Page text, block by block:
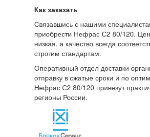
Как заказать
Связавшись с нашими
приобрести Нефрас С2 80/120.
низкая, а качество всегда
строгим стандартам.
Оперативный отдел доставки
отправку в сжатые сроки и по
Нефрас С2 80/120 привезут
регионы России.